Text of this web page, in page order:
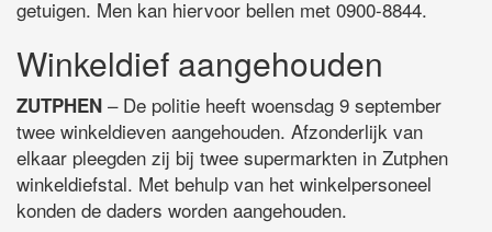
getuigen. Men kan hiervoor bellen met 0900-8844.
Winkeldief aangehouden
ZUTPHEN – De politie heeft woensdag 9 september
twee winkeldieven aangehouden. Afzonderlijk van
elkaar pleegden zij bij twee supermarkten in Zutphen
winkeldiefstal. Met behulp van het winkelpersoneel
konden de daders worden aangehouden.